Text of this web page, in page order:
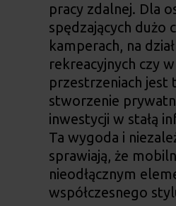
pracy zdalnej. Dla
spędzających dużo
kamperach, na
rekreacyjnych czy
przestrzeniach jest
stworzenie
inwestycji w stałą
Ta wygoda i
sprawiają, że
nieodłącznym
współczesnego